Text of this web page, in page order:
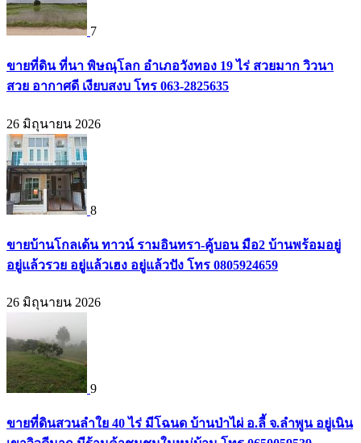
7
ขายที่ดิน ที่นา พิษณุโลก อำเภอวังทอง 19 ไร่ สวยมาก วิวนา
สวย อากาศดี เงียบสงบ โทร 063-2825635
26 มิถุนายน 2026
8
ขายบ้านโกลเด้น ทาวน์ รามอินทรา-คู้บอน มือ2 บ้านพร้อมอยู่
อยู่แล้วรวย อยู่แล้วเฮง อยู่แล้วปัง โทร 0805924659
26 มิถุนายน 2026
9
ขายที่ดินสวนลำใย 40 ไร่ มีโฉนด บ้านป่าไผ่ อ.ลี้ จ.ลำพูน อยู่เนิน